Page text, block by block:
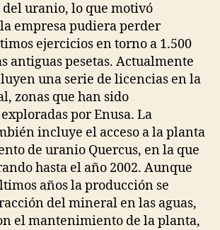
uranio, lo que motivó
empresa pudiera perder
ejercicios en torno a 1.500
antiguas pesetas. Actualmente
una serie de licencias en la
zonas que han sido
por Enusa. La
incluye el acceso a la planta
de uranio Quercus, en la que
hasta el año 2002. Aunque
años la producción se
del mineral en las aguas,
el mantenimiento de la planta,